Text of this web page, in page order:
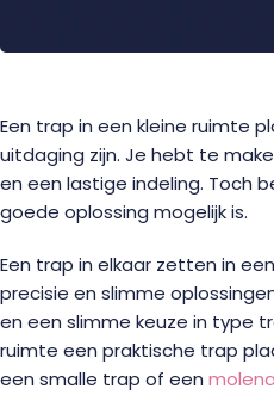
Een trap in een kleine ruimte
uitdaging zijn. Je hebt te
en een lastige indeling. Toch
goede oplossing mogelijk is.
Een trap in elkaar zetten in
precisie en slimme
en een slimme keuze in type
ruimte een praktische trap
een smalle trap of een